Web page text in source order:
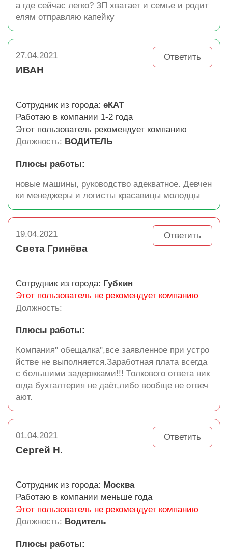
а где сейчас легко? ЗП хватает и семье и родит
елям отправляю капейку
27.04.2021 Ответить
ИВАН
Сотрудник из города: еКАТ
Работаю в компании 1-2 года
Этот пользователь рекомендует компанию
Должность: ВОДИТЕЛЬ
Плюсы работы:
новые машины, руководство адекватное. Девчен
ки менеджеры и логисты красавицы молодцы
19.04.2021 Ответить
Света Гринёва
Сотрудник из города: Губкин
Этот пользователь не рекомендует компанию
Должность:
Плюсы работы:
Компания" обещалка",все заявленное при устро
йстве не выполняется.Заработная плата всегда
с большими задержками!!! Толкового ответа ник
огда бухгалтерия не даёт,либо вообще не отвеч
ают.
01.04.2021 Ответить
Сергей Н.
Сотрудник из города: Москва
Работаю в компании меньше года
Этот пользователь не рекомендует компанию
Должность: Водитель
Плюсы работы: